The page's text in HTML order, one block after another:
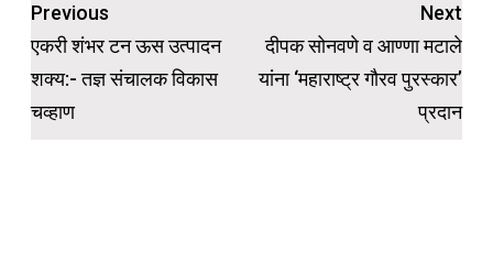
Post
navigation
Previous
एकरी शंभर टन ऊस उत्पादन
शक्य:- तज्ञ संचालक विकास
चव्हाण
Next
दीपक सोनवणे व आण्णा मटाले
यांना ‘महाराष्ट्र गौरव पुरस्कार’
प्रदान